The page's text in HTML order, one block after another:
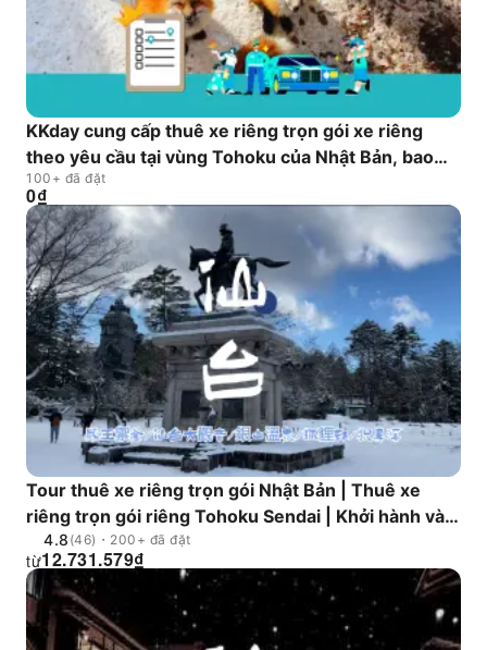
KKday cung cấp thuê xe riêng trọn gói xe riêng
theo yêu cầu tại vùng Tohoku của Nhật Bản, bao
gồm các điểm đến nổi tiếng như Aomori, Sendai,
Yamagata, Ginzan Onsen và hẻm núi Oirase.
Chúng tôi cung cấp các hành trình từ một ngày đến
nhiều ngày (vui lòng liên hệ để biết thêm thông
tin).
100+ đã đặt
₫
0
Tour thuê xe riêng trọn gói Nhật Bản | Thuê xe
riêng trọn gói riêng Tohoku Sendai | Khởi hành và
kết thúc tại Thành phố Sendai / Zao Ogama /
Sendai Daikannon / Ginzan Onsen / Làng cáo / Suối
Nibi / Hoa anh đào | Lịch trình linh hoạt
4.8 (46)・200+ đã đặt
₫
12.731.579
từ